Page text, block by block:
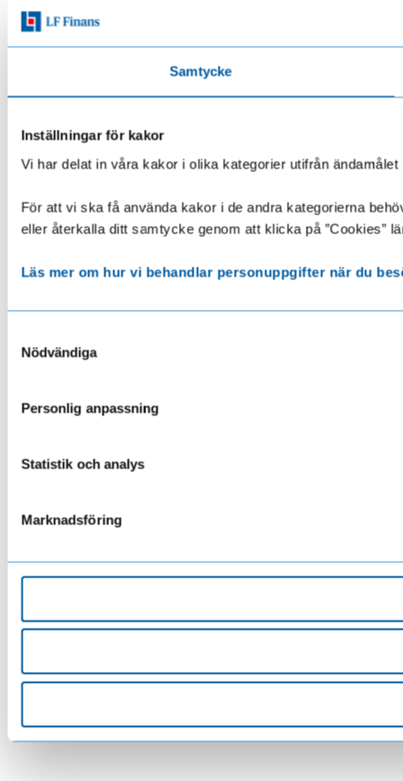
Samtycke
Inställningar för kakor
Vi har delat in våra kakor i olika kategorier utifrån
För att vi ska få använda kakor i de andra kategorierna
eller återkalla ditt samtycke genom att klicka på ”Cookies”
Läs mer om hur vi behandlar personuppgifter när du
Nödvändiga
Personlig anpassning
Statistik och analys
Marknadsföring